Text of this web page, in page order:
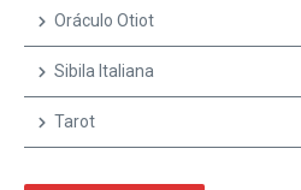
Oráculo Otiot
Sibila Italiana
Tarot